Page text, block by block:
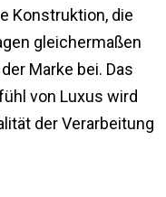
Konstruktion, die
gleichermaßen
Marke bei. Das
von Luxus wird
der Verarbeitung